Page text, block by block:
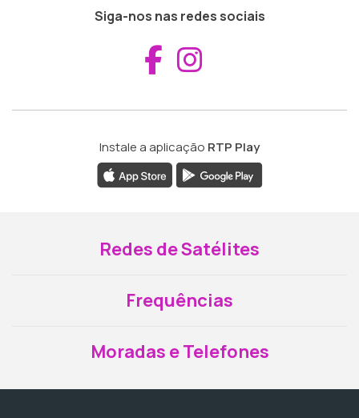
Siga-nos nas redes sociais
Aceder ao
Instale a aplicação RTP Play
Redes de Satélites
Frequências
Moradas e Telefones